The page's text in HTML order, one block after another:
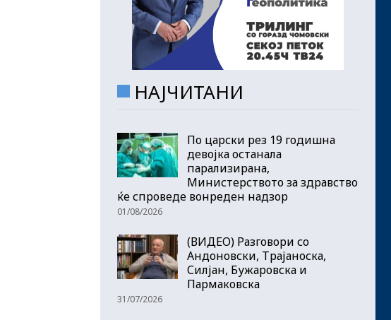
НАЈЧИТАНИ
По царски рез 19 годишна
девојка останала
парализирана,
Министерството за здравство
ќе спроведе вонреден надзор
01/08/2026
(ВИДЕО) Разговори со
Андоновски, Трајаноска,
Силјан, Бужаровска и
Пармаковска
31/07/2026